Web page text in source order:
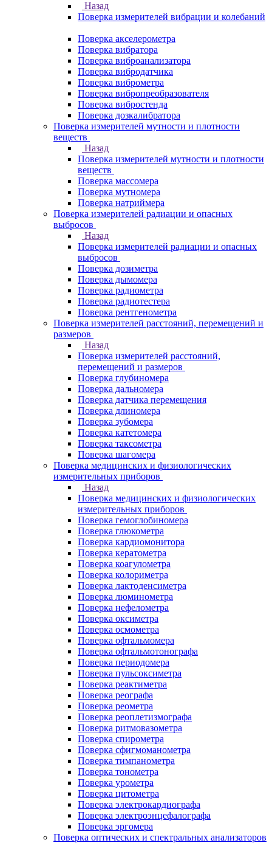
Назад
Поверка измерителей вибрации и колебаний
Поверка акселерометра
Поверка вибратора
Поверка виброанализатора
Поверка вибродатчика
Поверка виброметра
Поверка вибропреобразователя
Поверка вибростенда
Поверка дозкалибратора
Поверка измерителей мутности и плотности
веществ
Назад
Поверка измерителей мутности и плотности
веществ
Поверка массомера
Поверка мутномера
Поверка натриймера
Поверка измерителей радиации и опасных
выбросов
Назад
Поверка измерителей радиации и опасных
выбросов
Поверка дозиметра
Поверка дымомера
Поверка радиометра
Поверка радиотестера
Поверка рентгенометра
Поверка измерителей расстояний, перемещений и
размеров
Назад
Поверка измерителей расстояний,
перемещений и размеров
Поверка глубиномера
Поверка дальномера
Поверка датчика перемещения
Поверка длиномера
Поверка зубомера
Поверка катетомера
Поверка таксометра
Поверка шагомера
Поверка медицинских и физиологических
измерительных приборов
Назад
Поверка медицинских и физиологических
измерительных приборов
Поверка гемоглобиномера
Поверка глюкометра
Поверка кардиомонитора
Поверка кератометра
Поверка коагулометра
Поверка колориметра
Поверка лактоденсиметра
Поверка люминометра
Поверка нефелометра
Поверка оксиметра
Поверка осмометра
Поверка офтальмомера
Поверка офтальмотонографа
Поверка периодомера
Поверка пульсоксиметра
Поверка реактиметра
Поверка реографа
Поверка реометра
Поверка реоплетизмографа
Поверка ритмовазометра
Поверка спирометра
Поверка сфигмоманометра
Поверка тимпанометра
Поверка тонометра
Поверка урометра
Поверка цитометра
Поверка электрокардиографа
Поверка электроэнцефалографа
Поверка эргомера
Поверка оптических и спектральных анализаторов